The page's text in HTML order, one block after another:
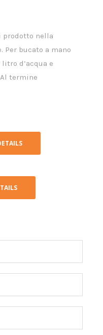
prodotto nella
Per bucato a mano
d’acqua e
termine